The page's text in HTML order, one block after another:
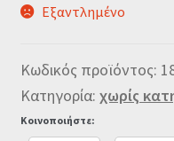
Εξαντλημένο
Κωδικός προϊόντος:
Κατηγορία: χωρίς
Κοινοποιήστε: